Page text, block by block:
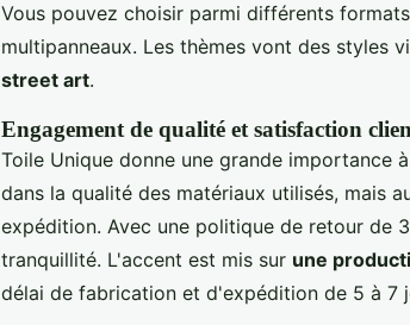
Vous pouvez choisir parmi différents
multipanneaux. Les thèmes vont des styles
street art.
Engagement de qualité et satisfaction
Toile Unique donne une grande importance
dans la qualité des matériaux utilisés, mais
expédition. Avec une politique de retour de
tranquillité. L'accent est mis sur une
délai de fabrication et d'expédition de 5 à 7